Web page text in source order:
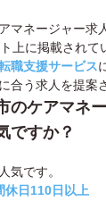
マネージャー求
上に掲載されて
職支援サービス
合う求人を提案
のケアマネ
ですか？
気です。
休日110日以上